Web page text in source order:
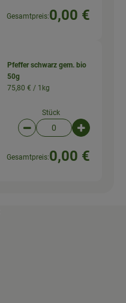
Gesamtpreis:0,00 €
Pfeffer schwarz gem. bio
50g
75,80 € / 1kg
Stück
Artikelanzahl
Gesamtpreis:0,00 €